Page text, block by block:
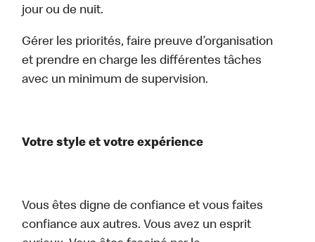
jour ou de nuit.
Gérer les priorités, faire preuve d’organisation
et prendre en charge les différentes tâches
avec un minimum de supervision.
Votre style et votre expérience
Vous êtes digne de confiance et vous faites
confiance aux autres. Vous avez un esprit